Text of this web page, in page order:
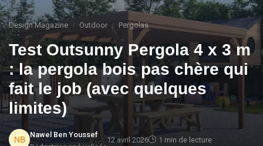
Design Magazine Outdoor Pergolas
Test Outsunny Pergola 4 x 3 m
: la pergola bois pas chère qui
fait le job (avec quelques
limites)
Nawel Ben Youssef
12 avril 2026 1 min de lecture